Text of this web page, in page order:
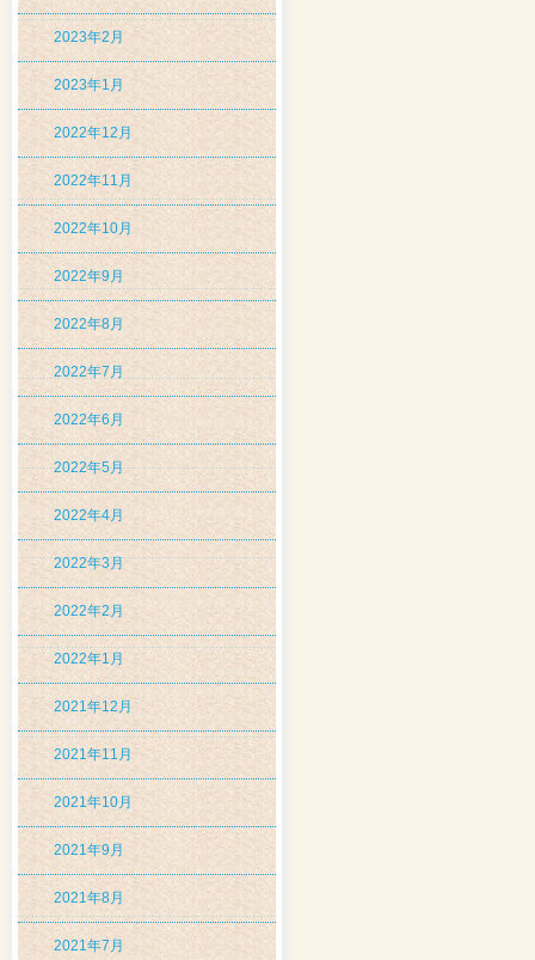
2023年2月
2023年1月
2022年12月
2022年11月
2022年10月
2022年9月
2022年8月
2022年7月
2022年6月
2022年5月
2022年4月
2022年3月
2022年2月
2022年1月
2021年12月
2021年11月
2021年10月
2021年9月
2021年8月
2021年7月